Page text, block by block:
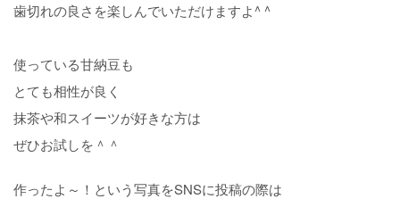
歯切れの良さを楽しんでいただけますよ^ ^
使っている甘納豆も
とても相性が良く
抹茶や和スイーツが好きな方は
ぜひお試しを＾＾
作ったよ～！という写真をSNSに投稿の際は